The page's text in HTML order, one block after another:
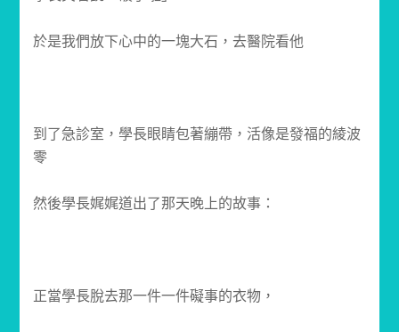
於是我們放下心中的一塊大石，去醫院看他
到了急診室，學長眼睛包著繃帶，活像是發福的綾波
零
然後學長娓娓道出了那天晚上的故事：
正當學長脫去那一件一件礙事的衣物，